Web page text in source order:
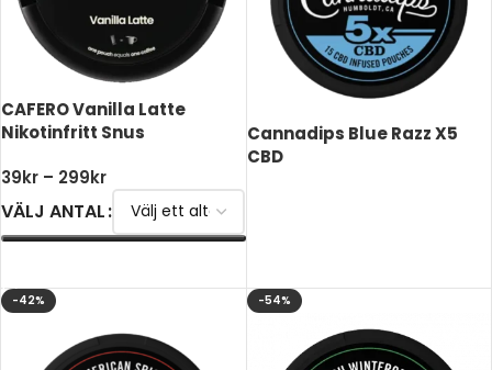
CAFERO Vanilla Latte
Nikotinfritt Snus
39kr – 299kr
VÄLJ ANTAL
Cannadips Blue Razz X5
CBD
-42% -54%